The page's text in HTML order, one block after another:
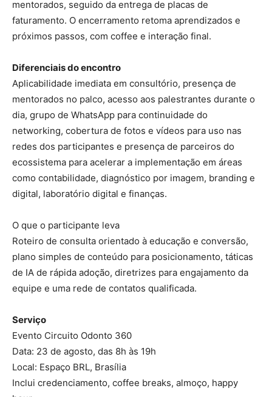
mentorados, seguido da entrega de placas de
faturamento. O encerramento retoma aprendizados e
próximos passos, com coffee e interação final.
Diferenciais do encontro
Aplicabilidade imediata em consultório, presença de
mentorados no palco, acesso aos palestrantes durante o
dia, grupo de WhatsApp para continuidade do
networking, cobertura de fotos e vídeos para uso nas
redes dos participantes e presença de parceiros do
ecossistema para acelerar a implementação em áreas
como contabilidade, diagnóstico por imagem, branding e
digital, laboratório digital e finanças.
O que o participante leva
Roteiro de consulta orientado à educação e conversão,
plano simples de conteúdo para posicionamento, táticas
de IA de rápida adoção, diretrizes para engajamento da
equipe e uma rede de contatos qualificada.
Serviço
Evento Circuito Odonto 360
Data: 23 de agosto, das 8h às 19h
Local: Espaço BRL, Brasília
Inclui credenciamento, coffee breaks, almoço, happy